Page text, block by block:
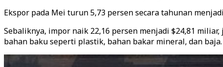
Ekspor pada Mei turun 5,73 persen secara tahunan
Sebaliknya, impor naik 22,16 persen menjadi $24,81
bahan baku seperti plastik, bahan bakar mineral, dan baja.